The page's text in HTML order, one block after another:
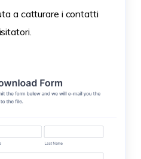
a catturare i contatti